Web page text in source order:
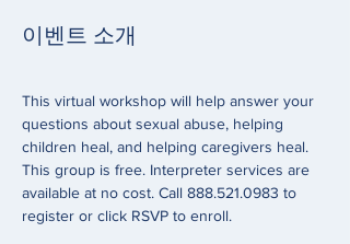
이벤트 소개
This virtual workshop will help answer your
questions about sexual abuse, helping
children heal, and helping caregivers heal.
This group is free. Interpreter services are
available at no cost. Call 888.521.0983 to
register or click RSVP to enroll.